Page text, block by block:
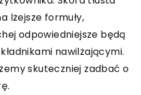
lżejsze formuły,
odpowiedniejsze będą
nawilżającymi.
skuteczniej zadbać o